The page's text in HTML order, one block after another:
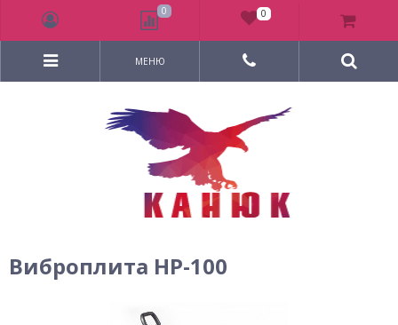
МЕНЮ
Виброплита HР-100
0 0